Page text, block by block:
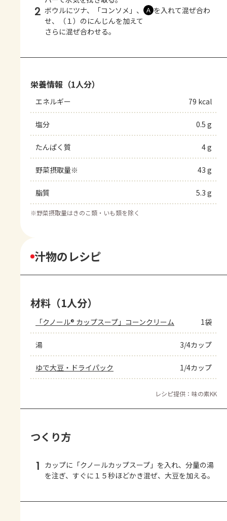
2 ボウルにツナ、「コンソメ」、 Ａ を入れて混ぜ合わ
せ、（１）のにんじんを加えて
さらに混ぜ合わせる。
栄養情報（1人分）
エネルギー 79 kcal
塩分 0.5 g
たんぱく質 4 g
野菜摂取量※ 43 g
脂質 5.3 g
※野菜摂取量はきのこ類・いも類を除く
汁物のレシピ
材料（1人分）
「クノール® カップスープ」コーンクリーム 1袋
湯 3/4カップ
ゆで大豆・ドライパック 1/4カップ
レシピ提供：味の素KK
つくり方
1 カップに「クノールカップスープ」を入れ、分量の湯
を注ぎ、すぐに１５秒ほどかき混ぜ、大豆を加える。